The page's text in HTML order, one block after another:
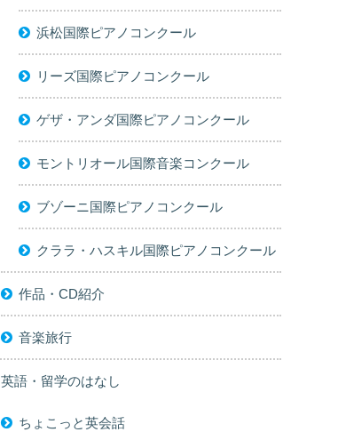
浜松国際ピアノコンクール
リーズ国際ピアノコンクール
ゲザ・アンダ国際ピアノコンクール
モントリオール国際音楽コンクール
ブゾーニ国際ピアノコンクール
クララ・ハスキル国際ピアノコンクール
作品・CD紹介
音楽旅行
英語・留学のはなし
ちょこっと英会話